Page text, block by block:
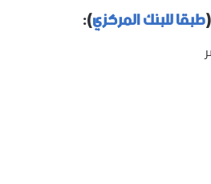
طبقا للبنك المركزي):